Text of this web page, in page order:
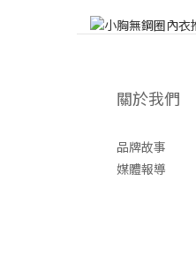
關於我們
品牌故事
媒體報導